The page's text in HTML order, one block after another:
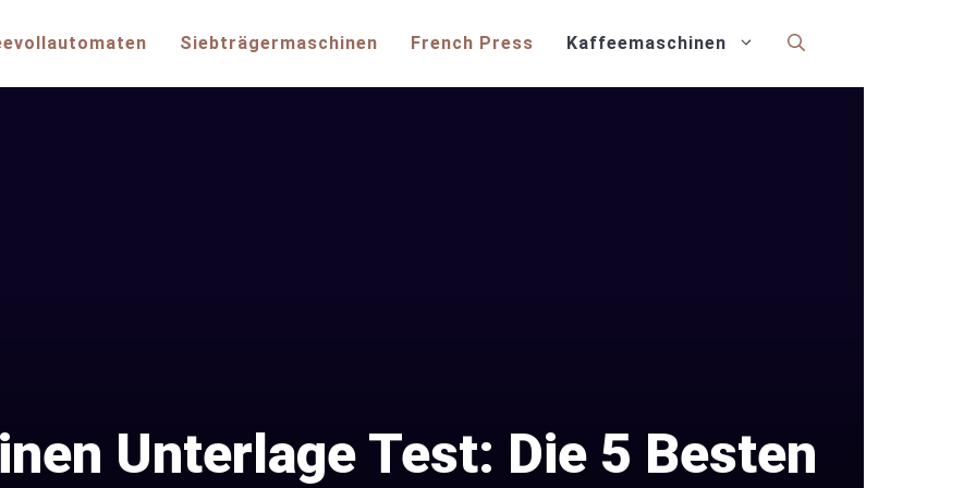
Siebträgermaschinen French Press Kaffeemaschinen
Unterlage Test: Die 5 Besten